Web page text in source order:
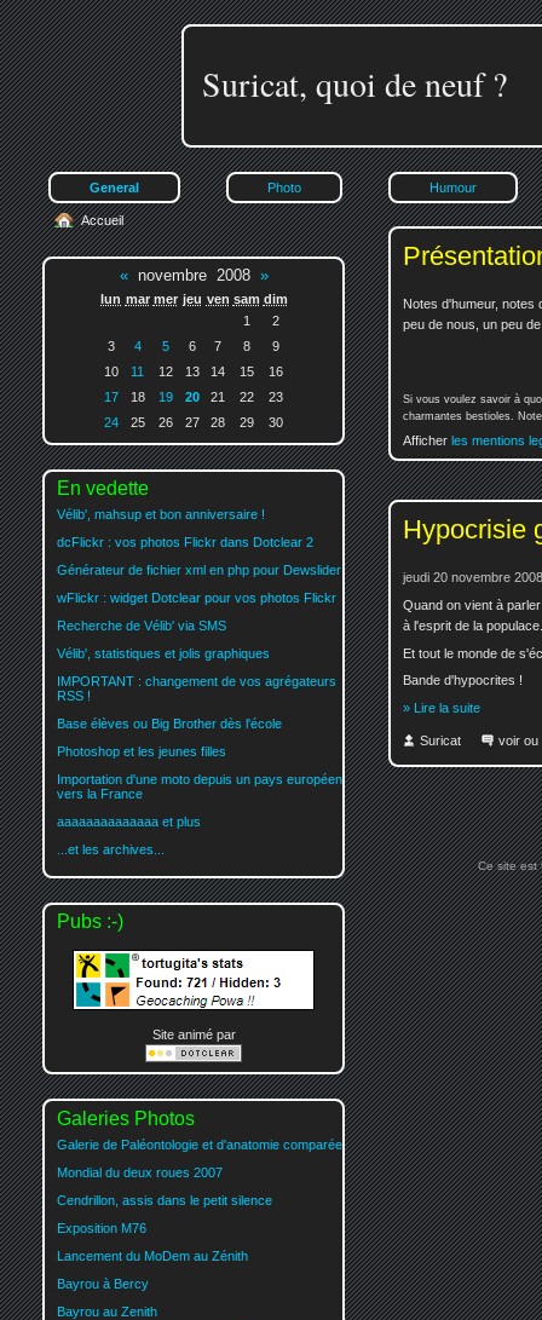
Suricat, quoi de neuf ?
General Photo Humour
Notes d'humeur, notes
peu de nous, un peu
Si vous voulez savoir à
charmantes bestioles.
Afficher les mentions
Hypocrisie
jeudi 20 novembre
Quand on vient à
à l'esprit de la populace.
Et tout le monde de
Bande d'hypocrites !
» Lire la suite
Suricat voir ou
Accueil
«novembre 2008 »
lun mar mer jeu ven sam dim
1
2
3
4 5 6 7 8
9
10
11 12 13 14 15
16
17
18 19 20 21 22
23
24
25 26 27 28 29 30
En vedette
Vélib', mahsup et bon anniversaire !
dcFlickr : vos photos Flickr dans Dotclear 2
Générateur de fichier xml en php pour Dewslider
wFlickr : widget Dotclear pour vos photos Flickr
Recherche de Vélib' via SMS
Vélib', statistiques et jolis graphiques
IMPORTANT : changement de vos agrégateurs
RSS !
Base élèves ou Big Brother dès l'école
Photoshop et les jeunes filles
Importation d'une moto depuis un pays européen
vers la France
aaaaaaaaaaaaaa et plus
...et les archives...
Pubs :-)
Site animé par
Galeries Photos
Galerie de Paléontologie et d'anatomie comparée
Mondial du deux roues 2007
Cendrillon, assis dans le petit silence
Exposition M76
Lancement du MoDem au Zénith
Bayrou à Bercy
Bayrou au Zenith
Ce site est